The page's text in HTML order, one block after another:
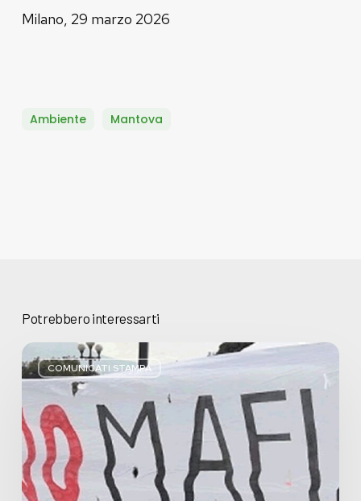
Milano, 29 marzo 2026
Ambiente Mantova
Potrebbero interessarti
COMUNICATI STAMPA
Basta
bugie,
Regione
Lombardia
pratica
l’antimafia
solo
a
parole